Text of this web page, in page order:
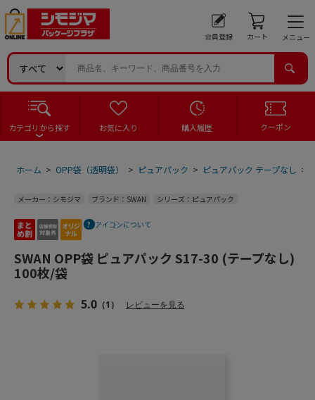
会員登録 カート メニュー
カテゴリから探す お気に入り 購入履歴 クーポン
ホーム > OPP袋（透明袋） > ピュアパック > ピュアパック テープなし >
メーカー：シモジマ ブランド：SWAN シリーズ：ピュアパック
アイコンについて
SWAN OPP袋 ピュアパック S17-30 (テープなし)
100枚/袋
5.0（1） レビューを見る